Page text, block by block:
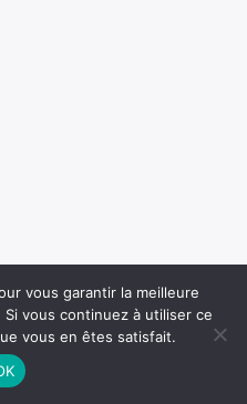
vous garantir la meilleure
vous continuez à utiliser ce
vous en êtes satisfait.